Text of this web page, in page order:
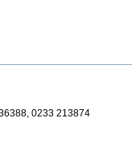
0233 213874